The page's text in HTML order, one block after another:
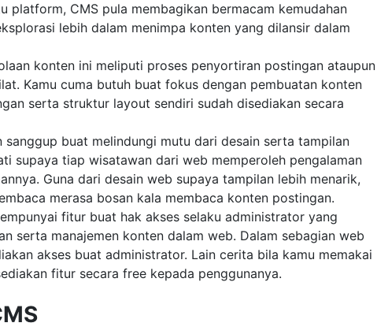
platform, CMS pula membagikan bermacam kemudahan
lebih dalam menimpa konten yang dilansir dalam
konten ini meliputi proses penyortiran postingan ataupun
Kamu cuma butuh buat fokus dengan pembuatan konten
serta struktur layout sendiri sudah disediakan secara
sanggup buat melindungi mutu dari desain serta tampilan
supaya tiap wisatawan dari web memperoleh pengalaman
Guna dari desain web supaya tampilan lebih menarik,
merasa bosan kala membaca konten postingan.
fitur buat hak akses selaku administrator yang
serta manajemen konten dalam web. Dalam sebagian web
akses buat administrator. Lain cerita bila kamu memakai
fitur secara free kepada penggunanya.